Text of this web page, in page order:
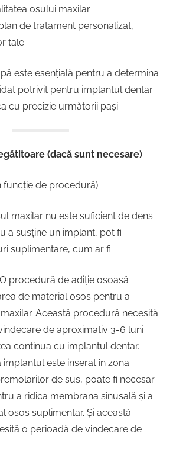
osului maxilar.
de tratament personalizat,
tale.
este esențială pentru a determina
potrivit pentru implantul dentar
cu precizie următorii pași.
(dacă sunt necesare)
funcție de procedură)
maxilar nu este suficient de dens
a susține un implant, pot fi
suplimentare, cum ar fi:
O procedură de adiție osoasă
de material osos pentru a
Această procedură necesită
de aproximativ 3-6 luni
continua cu implantul dentar.
implantul este inserat în zona
de sus, poate fi necesar
a ridica membrana sinusală și a
osos suplimentar. Și această
o perioadă de vindecare de